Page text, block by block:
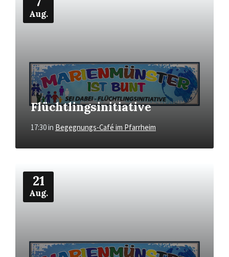
Aug.
Flüchtlingsinitiative
17:30in Begegnungs-Café im Pfarrheim
21
Aug.